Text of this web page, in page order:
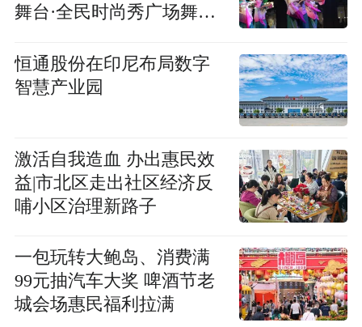
舞台·全民时尚秀广场舞展
恒通股份在印尼布局数字
智慧产业园
激活自我造血 办出惠民效
益|市北区走出社区经济反
哺小区治理新路子
一包玩转大鲍岛、消费满
99元抽汽车大奖 啤酒节老
城会场惠民福利拉满